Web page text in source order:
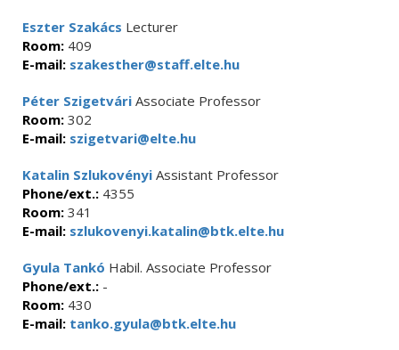
Eszter Szakács Lecturer
Room: 409
E-mail: szakesther@staff.elte.hu
Péter Szigetvári Associate Professor
Room: 302
E-mail: szigetvari@elte.hu
Katalin Szlukovényi Assistant Professor
Phone/ext.: 4355
Room: 341
E-mail: szlukovenyi.katalin@btk.elte.hu
Gyula Tankó Habil. Associate Professor
Phone/ext.: -
Room: 430
E-mail: tanko.gyula@btk.elte.hu